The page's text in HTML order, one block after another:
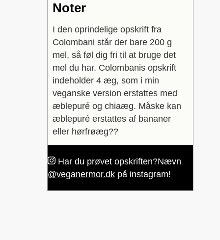
Noter
I den oprindelige opskrift fra
Colombani står der bare 200 g
mel, så føl dig fri til at bruge det
mel du har. Colombanis opskrift
indeholder 4 æg, som i min
veganske version erstattes med
æblepuré og chiaæg. Måske kan
æblepuré erstattes af bananer
eller hørfrøæg??
Har du prøvet opskriften?Nævn
@veganermor.dk på instagram!